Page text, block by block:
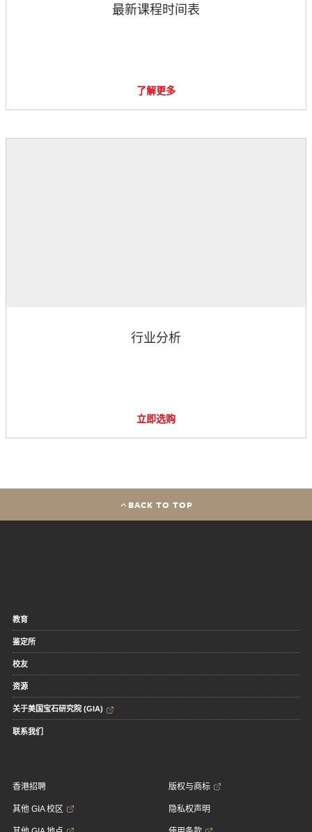
最新课程时间表
了解更多
行业分析
立即选购
BACK TO TOP
教育
鉴定所
校友
资源
关于美国宝石研究院 (GIA)
联系我们
香港招聘
其他 GIA 校区
版权与商标
隐私权声明